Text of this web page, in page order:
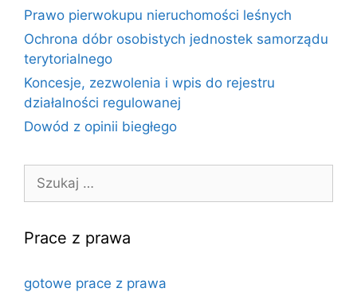
Prawo pierwokupu nieruchomości leśnych
Ochrona dóbr osobistych jednostek samorządu
terytorialnego
Koncesje, zezwolenia i wpis do rejestru
działalności regulowanej
Dowód z opinii biegłego
Szukaj:
Prace z prawa
gotowe prace z prawa